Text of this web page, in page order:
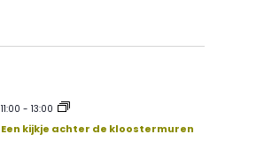
11:00 -13:00
Een kijkje achter de kloostermuren